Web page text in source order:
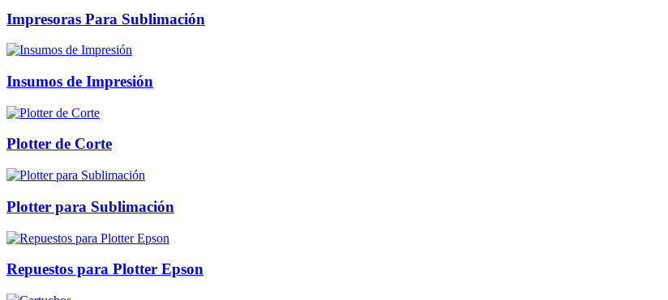
Impresoras Para Sublimación
Insumos de Impresión
Plotter de Corte
Plotter para Sublimación
Repuestos para Plotter Epson